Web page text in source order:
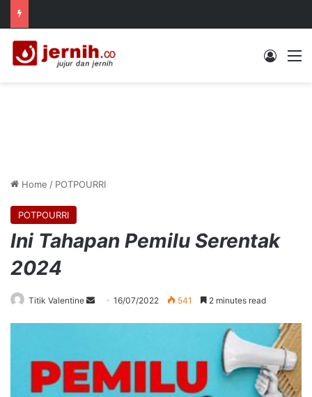
Log In
Home / POTPOURRI
POTPOURRI
Ini Tahapan Pemilu Serentak
2024
Titik Valentine
Send16/07/2022 541 2 minutes read